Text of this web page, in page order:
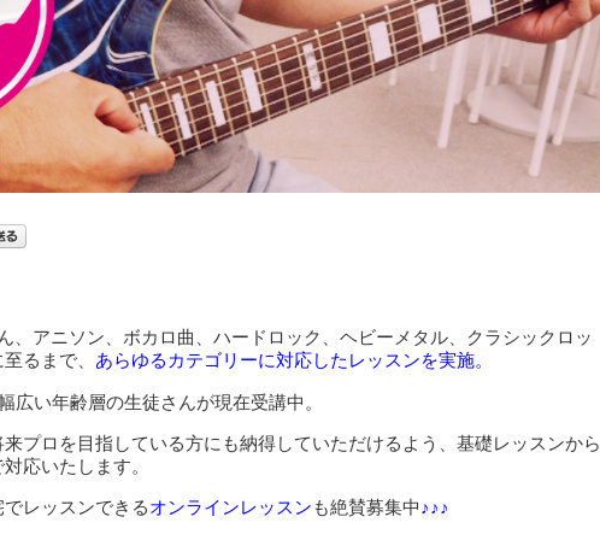
、アニソン、ボカロ曲、ハードロック、ヘビーメタル、クラシックロッ
るまで、 あらゆるカテゴリーに対応したレッスンを実施。
広い年齢層の生徒さんが現在受講中。
プロを目指している方にも納得していただけるよう、基礎レッスンから
応いたします。
レッスンできるオンラインレッスン も絶賛募集中♪♪♪